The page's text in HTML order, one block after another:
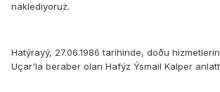
naklediyoruz.
Hatýrayý, 27.06.1986 tarihinde, doðu
Uçar'la beraber olan Hafýz Ýsmail Kalper